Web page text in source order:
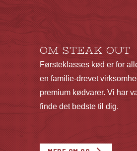
kan
vælges
på
varesidenOM STEAK OUT
Førsteklasses kød er for
en familie-drevet
premium kødvarer. Vi har
finde det bedste til dig.